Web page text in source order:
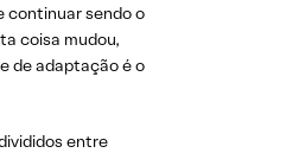
continuar sendo o
coisa mudou,
de adaptação é o
entre